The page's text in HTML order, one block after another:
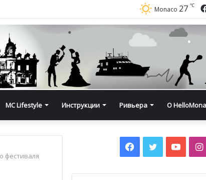
Monaco 27 ℃
MC Lifestyle Инструкции Ривьера О
фестиваля
Facebook
Twitter